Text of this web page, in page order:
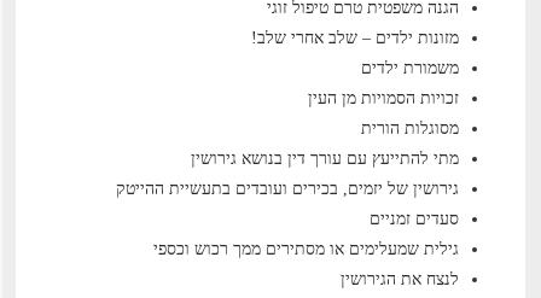
הגנה משפטית טרם טיפול זוגי
מזונות ילדים – שלב אחרי שלב!
משמורת ילדים
זכויות הסמויות מן העין
מסוגלות הורית
מתי להתייעץ עם עורך דין בנושא גירושין
גירושין של יזמים, בכירים ועובדים בתעשיית ההייטק
סעדים זמניים
גילית שמעלימים או מסתירים ממך רכוש וכספי
לנצח את הגירושין